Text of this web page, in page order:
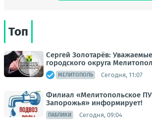
Топ
Сергей Золотарёв:
городского округа
МЕЛИТОПОЛЬ Сегодня, 11:07
Филиал «Мелитопольское
Запорожья» информирует!
ПАБЛИКИ Сегодня, 09:04